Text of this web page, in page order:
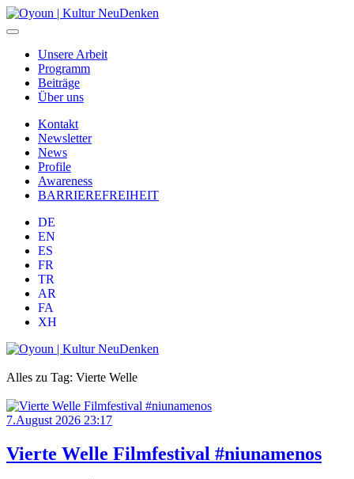
Unsere Arbeit
Programm
Beiträge
Über uns
Kontakt
Newsletter
News
Profile
Awareness
BARRIEREFREIHEIT
DE
EN
ES
FR
TR
AR
FA
XH
Alles zu Tag: Vierte Welle
7.August 2026 23:17
Vierte Welle Filmfestival #niunamenos